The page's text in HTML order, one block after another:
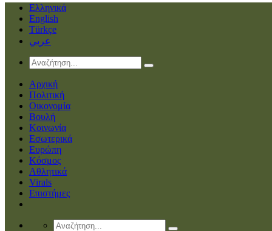
Ελληνικά
English
Türkçe
عربي
Αρχική
Πολιτική
Οικονομία
Βουλή
Κοινωνία
Εσωτερικά
Ευρώπη
Κόσμος
Αθλητικά
Virals
Επιστήμες